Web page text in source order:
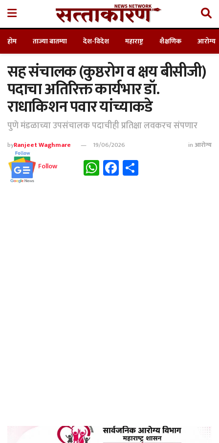
होम ताज्या बातम्या देश-विदेश महाराष्ट्र शैक्षणिक आरोग्य
सह संचालक (कुष्ठरोग व क्षय बीसीजी)
पदाचा अतिरिक्त कार्यभार डॉ.
राधाकिशन पवार यांच्याकडे
पुणे मंडळाच्या उपसंचालक पदाचीही प्रतिक्षा लवकरच संपणार
byRanjeet Waghmare 19/06/2026 in आरोग्य
Follow WhatsApp
Facebook